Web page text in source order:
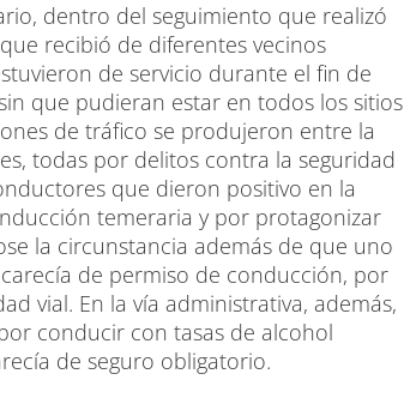
dentro del seguimiento que realizó
recibió de diferentes vecinos
de servicio durante el fin de
que pudieran estar en todos los sitios
de tráfico se produjeron entre la
todas por delitos contra la seguridad
que dieron positivo en la
temeraria y por protagonizar
la circunstancia además de que uno
de permiso de conducción, por
vial. En la vía administrativa, además,
conducir con tasas de alcohol
de seguro obligatorio.